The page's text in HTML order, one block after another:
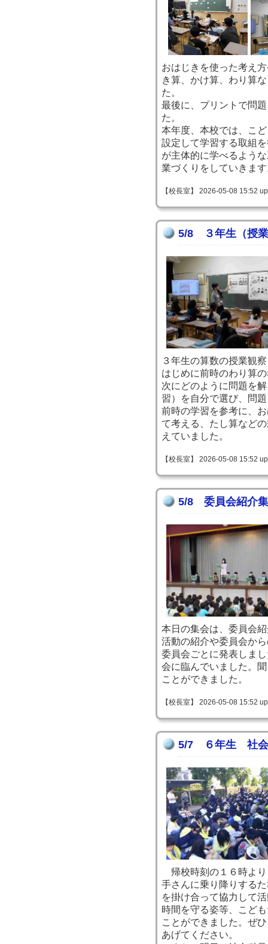
おはじきを使った考え
き算、かけ算、わり算
た。
最後に、プリントで問
た。
本年度、本校では、こ
設定して学習する取組
が主体的に学べるよう
業づくりをしていきま
【校長室】 2026-05-08 15:52
5/8 ３年生（授
３年生の算数の授業観
はじめに前時のわり算
次にどのように問題を
習）を自分で選び、問
前時の学習を参考に、
て考える、たし算など
えていました。
【校長室】 2026-05-08 15:52
5/8 委員会紹介
本日の集会は、委員会
活動の紹介や委員会か
委員会ごとに発表しま
会に臨んでいました。
ことができました。
【校長室】 2026-05-08 15:52
5/7 ６年生 社会
帰校時刻の１６時より
手さんに乗り降りする
を掛け合って協力して
時間を守る姿等、こど
ことができました。ぜ
あげてください。